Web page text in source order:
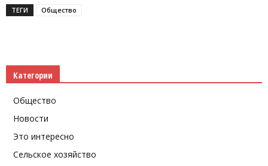
ТЕГИ Общество
Категории
Общество
Новости
Это интересно
Сельское хозяйство